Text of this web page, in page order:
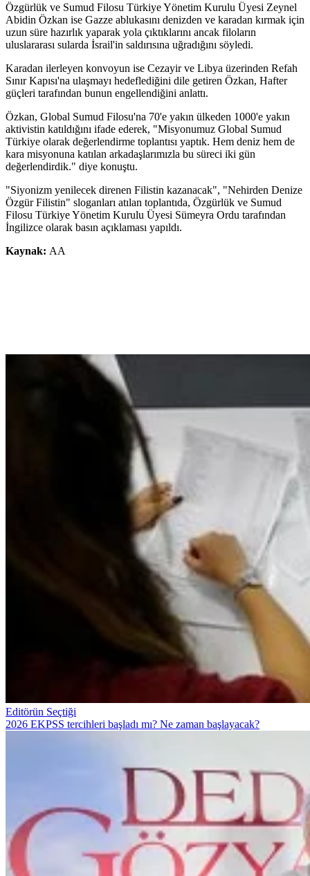
Özgürlük ve Sumud Filosu Türkiye Yönetim Kurulu Üyesi Zeynel
Abidin Özkan ise Gazze ablukasını denizden ve karadan kırmak için
uzun süre hazırlık yaparak yola çıktıklarını ancak filoların
uluslararası sularda İsrail'in saldırısına uğradığını söyledi.
Karadan ilerleyen konvoyun ise Cezayir ve Libya üzerinden Refah
Sınır Kapısı'na ulaşmayı hedeflediğini dile getiren Özkan, Hafter
güçleri tarafından bunun engellendiğini anlattı.
Özkan, Global Sumud Filosu'na 70'e yakın ülkeden 1000'e yakın
aktivistin katıldığını ifade ederek, "Misyonumuz Global Sumud
Türkiye olarak değerlendirme toplantısı yaptık. Hem deniz hem de
kara misyonuna katılan arkadaşlarımızla bu süreci iki gün
değerlendirdik." diye konuştu.
"Siyonizm yenilecek direnen Filistin kazanacak", "Nehirden Denize
Özgür Filistin" sloganları atılan toplantıda, Özgürlük ve Sumud
Filosu Türkiye Yönetim Kurulu Üyesi Sümeyra Ordu tarafından
İngilizce olarak basın açıklaması yapıldı.
Kaynak: AA
Editörün Seçtiği
2026 EKPSS tercihleri başladı mı? Ne zaman başlayacak?